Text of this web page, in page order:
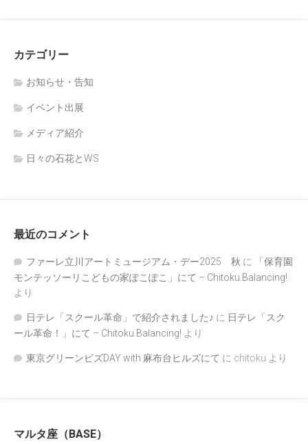
カテゴリー
お知らせ・告知
イベント出展
メディア紹介
日々の石花とWS
最近のコメント
ファーレ立川アートミュージアム・デー2025 秋 に
「保育園
モンテッソーリこどもの家ぽこぽこ」にて – Chitoku.Balancing!
より
日テレ「スクール革命」で紹介されました♪ に 日テレ「スク
ール革命！」にて – Chitoku.Balancing! より
東京グリーンビズDAY with 麻布台ヒルズにて に chitoku より
マルタ座（BASE）